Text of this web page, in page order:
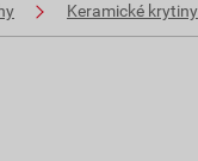
Keramické krytiny